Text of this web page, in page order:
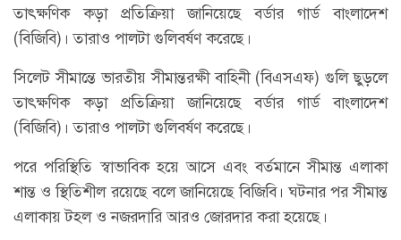
তাৎক্ষণিক কড়া প্রতিক্রিয়া জানিয়েছে বর্ডার গার্ড বাংলাদেশ
(বিজিবি)। তারাও পালটা গুলিবর্ষণ করেছে।
সিলেট সীমান্তে ভারতীয় সীমান্তরক্ষী বাহিনী (বিএসএফ) গুলি ছুড়লে
তাৎক্ষণিক কড়া প্রতিক্রিয়া জানিয়েছে বর্ডার গার্ড বাংলাদেশ
(বিজিবি)। তারাও পালটা গুলিবর্ষণ করেছে।
পরে পরিস্থিতি স্বাভাবিক হয়ে আসে এবং বর্তমানে সীমান্ত এলাকা
শান্ত ও স্থিতিশীল রয়েছে বলে জানিয়েছে বিজিবি। ঘটনার পর সীমান্ত
এলাকায় টহল ও নজরদারি আরও জোরদার করা হয়েছে।